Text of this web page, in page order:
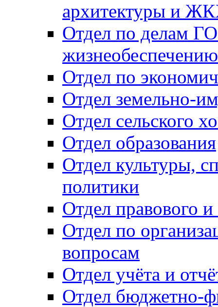
архитектуры и
Отдел по делам
Отдел по
Отдел земельно-
Отдел сельского
Отдел образования
Отдел культуры,
политики
Отдел правового
Отдел по
вопросам
Отдел учёта и
Отдел бюджетно-